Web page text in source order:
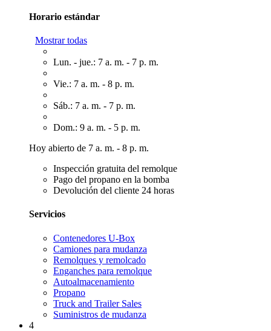
Horario estándar
Mostrar todas
Lun. - jue.: 7 a. m. - 7 p. m.
Vie.: 7 a. m. - 8 p. m.
Sáb.: 7 a. m. - 7 p. m.
Dom.: 9 a. m. - 5 p. m.
Hoy abierto de 7 a. m. - 8 p. m.
Inspección gratuita del remolque
Pago del propano en la bomba
Devolución del cliente 24 horas
Servicios
Contenedores U-Box
Camiones para mudanza
Remolques y remolcado
Enganches para remolque
Autoalmacenamiento
Propano
Truck and Trailer Sales
Suministros de mudanza
4